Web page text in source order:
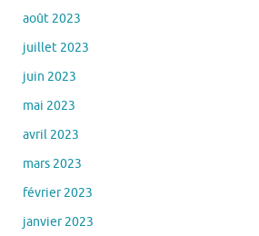
août 2023
juillet 2023
juin 2023
mai 2023
avril 2023
mars 2023
février 2023
janvier 2023